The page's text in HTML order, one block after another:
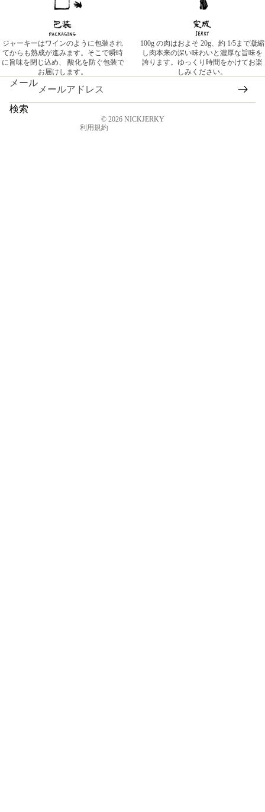
ジャーキーはワインのように包装され
てからも熟成が進みます。そこで瞬時
に旨味を閉じ込め、 酸化を防ぐ包装で
お届けします。
100g の肉はおよそ 20g、約 1/5まで凝縮
し肉本来の深い味わいと濃厚な旨味を
誇ります。ゆっくり時間をかけてお楽
しみください。
メール
検索
© 2026 NICKJERKY
利用規約
プライバシーポリシー
特定商取引法に基づく表記
連絡先情報
返金ポリシー
利用規約